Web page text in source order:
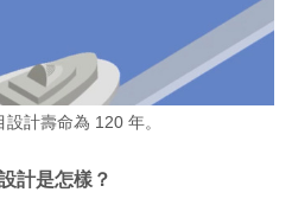
計壽命為 120 年。
計是怎樣？